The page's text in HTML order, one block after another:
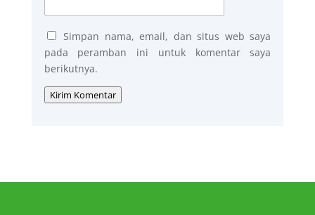
Simpan nama, email, dan situs web saya
pada peramban ini untuk komentar saya
berikutnya.
Kirim Komentar